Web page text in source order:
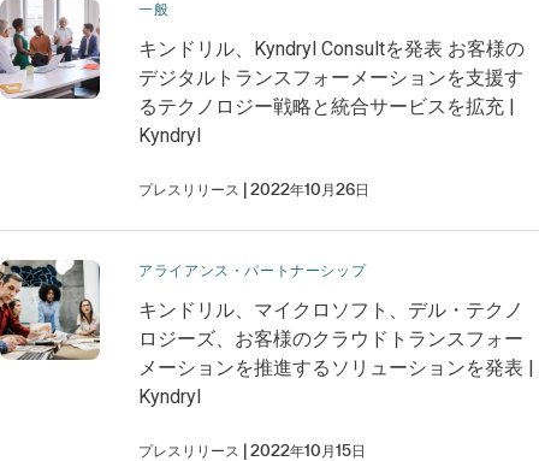
一般
キンドリル、Kyndryl Consultを発表 お客様の
デジタルトランスフォーメーションを支援す
るテクノロジー戦略と統合サービスを拡充 |
Kyndryl
プレスリリース 2022年10月26日
アライアンス・パートナーシップ
キンドリル、マイクロソフト、デル・テクノ
ロジーズ、お客様のクラウドトランスフォー
メーションを推進するソリューションを発表 |
Kyndryl
プレスリリース 2022年10月15日